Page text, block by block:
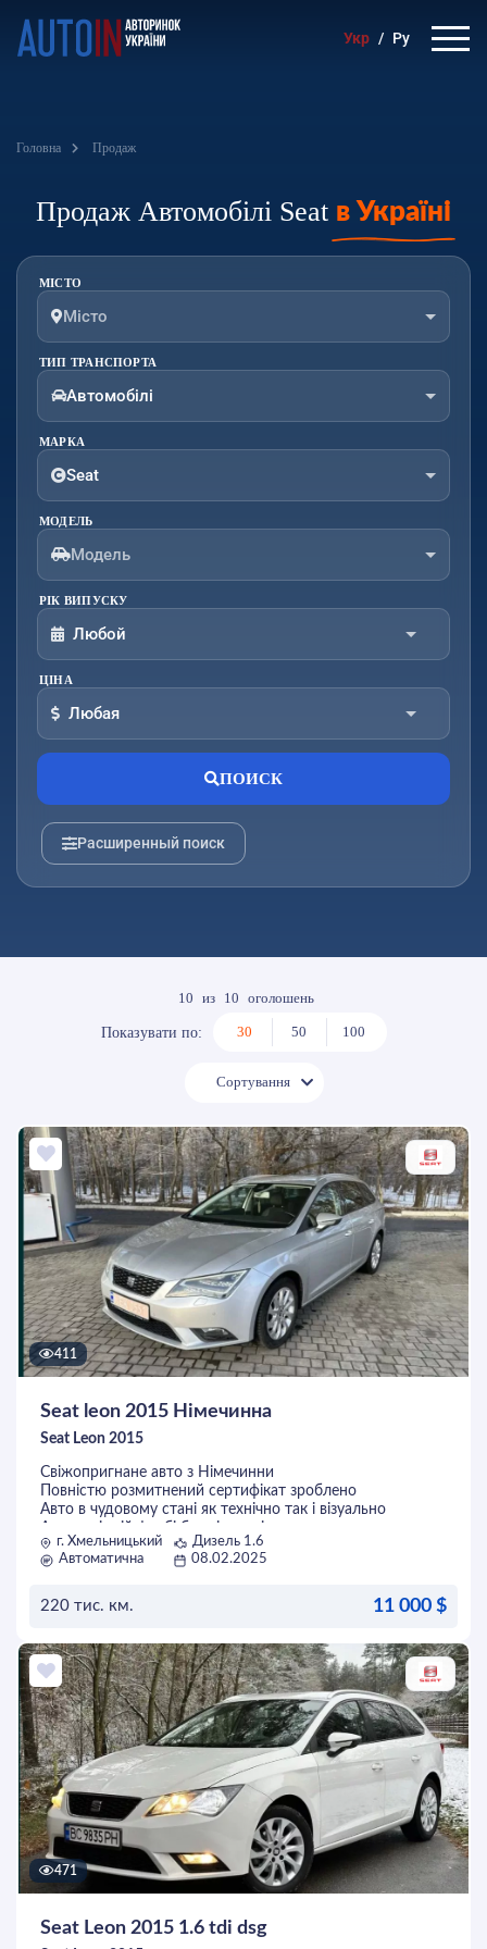
Укр / Ру
Головна Продаж
Продаж Автомобілі Seat в Україні
МІСТО
Місто
ТИП ТРАНСПОРТА
Автомобілі
МАРКА
Seat
МОДЕЛЬ
Модель
РІК ВИПУСКУ
Любой
От: До:
ЦІНА
Любая
ПОИСК
Расширенный поиск
10 из 10 оголошень
Показувати по: 30 50 100
Сортування
411
Seat leon 2015 Німечинна
Seat Leon 2015
Свіжопригнане авто з Німечинни
Повністю розмитнений сертифікат зроблено
Авто в чудовому стані як технічно так і візуально
Рідний пробіг 100%
Авто на класній комплектації
Два ключі
г. Хмельницький
Дизель 1.6
Автоматична
08.02.2025
220 тис. км. 11 000 $
ОСТАВИТЬ ЗАЯВКУ
471
Seat Leon 2015 1.6 tdi dsg